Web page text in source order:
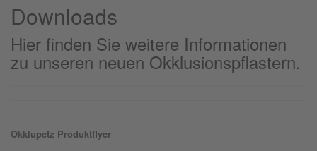
Downloads
Hier finden Sie weitere Informationen
zu unseren neuen Okklusionspflastern.
Okklupetz Produktflyer